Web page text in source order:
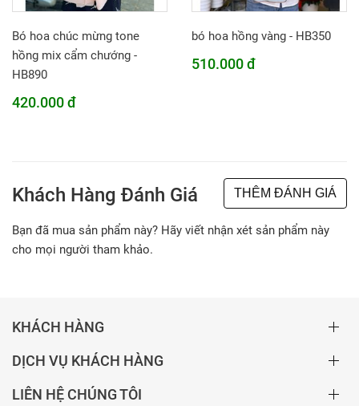
Bó hoa chúc mừng tone
hồng mix cẩm chướng -
HB890
420.000 đ
bó hoa hồng vàng - HB350
510.000 đ
Khách Hàng Đánh Giá THÊM ĐÁNH GIÁ
Bạn đã mua sản phẩm này? Hãy viết nhận xét sản phẩm này
cho mọi người tham khảo.
KHÁCH HÀNG
DỊCH VỤ KHÁCH HÀNG
LIÊN HỆ CHÚNG TÔI